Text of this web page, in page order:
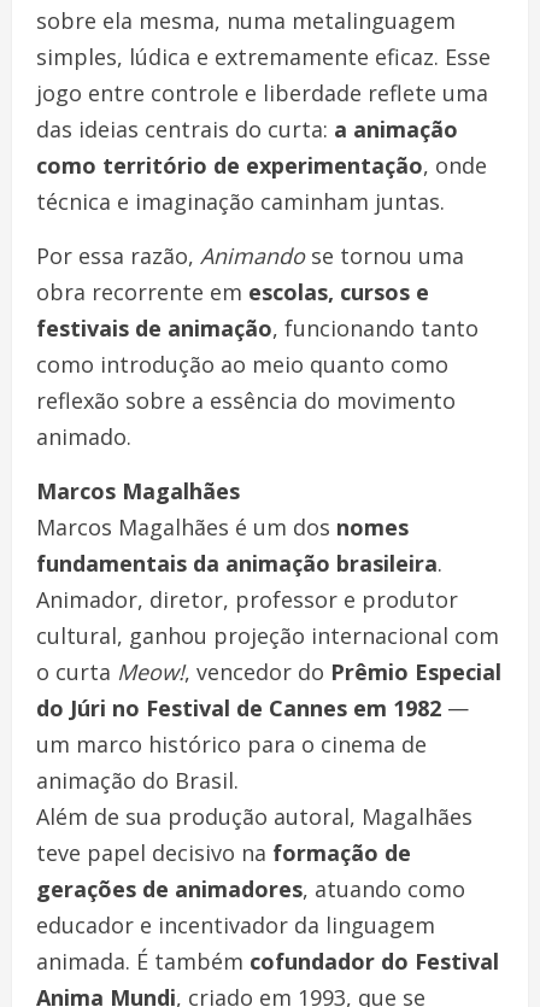
sobre ela mesma, numa metalinguagem
simples, lúdica e extremamente eficaz. Esse
jogo entre controle e liberdade reflete uma
das ideias centrais do curta: a animação
como território de experimentação, onde
técnica e imaginação caminham juntas.
Por essa razão, Animandose tornou uma
obra recorrente em escolas, cursos e
festivais de animação, funcionando tanto
como introdução ao meio quanto como
reflexão sobre a essência do movimento
animado.
Marcos Magalhães
Marcos Magalhães é um dos nomes
fundamentais da animação brasileira.
Animador, diretor, professor e produtor
cultural, ganhou projeção internacional com
o curta Meow!, vencedor do Prêmio Especial
do Júri no Festival de Cannes em 1982 —
um marco histórico para o cinema de
animação do Brasil.
Além de sua produção autoral, Magalhães
teve papel decisivo na formação de
gerações de animadores, atuando como
educador e incentivador da linguagem
animada. É também cofundador do Festival
Anima Mundi, criado em 1993, que se